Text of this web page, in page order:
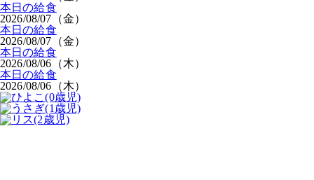
本日の給食
2026/08/07（金）
本日の給食
2026/08/07（金）
本日の給食
2026/08/06（木）
本日の給食
2026/08/06（木）